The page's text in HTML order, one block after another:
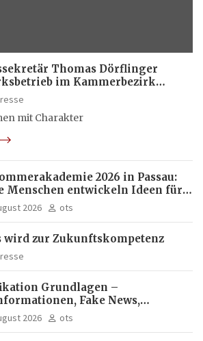
Thomas Dörflinger
im Kammerbezirk
mit Charakter
2026 in Passau:
Menschen entwickeln Ideen für
Zukunft
2026 ots
wird zur Zukunftskompetenz
Grundlagen –
Fake News,
Inhalte | dpa-Akademie
2026 ots